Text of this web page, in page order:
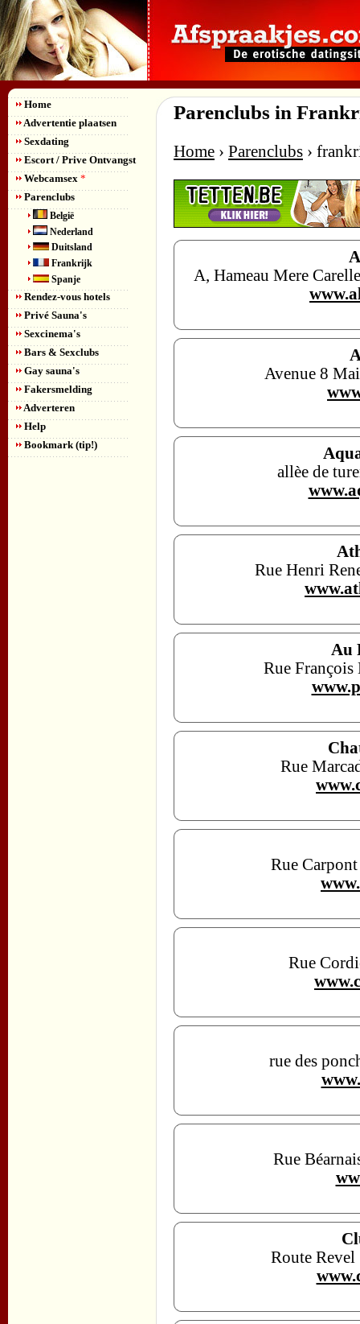
Home
Advertentie plaatsen
Sexdating
Escort / Prive Ontvangst
Webcamsex *
Parenclubs
België
Nederland
Duitsland
Frankrijk
Spanje
Rendez-vous hotels
Privé Sauna's
Sexcinema's
Bars & Sexclubs
Gay sauna's
Fakersmelding
Adverteren
Help
Bookmark (tip!)
Parenclubs in
Home › Parenclubs ›
A, Hameau Mere
Avenue 8
allèe de
Rue Henri
Au
Rue
Rue
Rue
Rue
rue des
Rue
Route